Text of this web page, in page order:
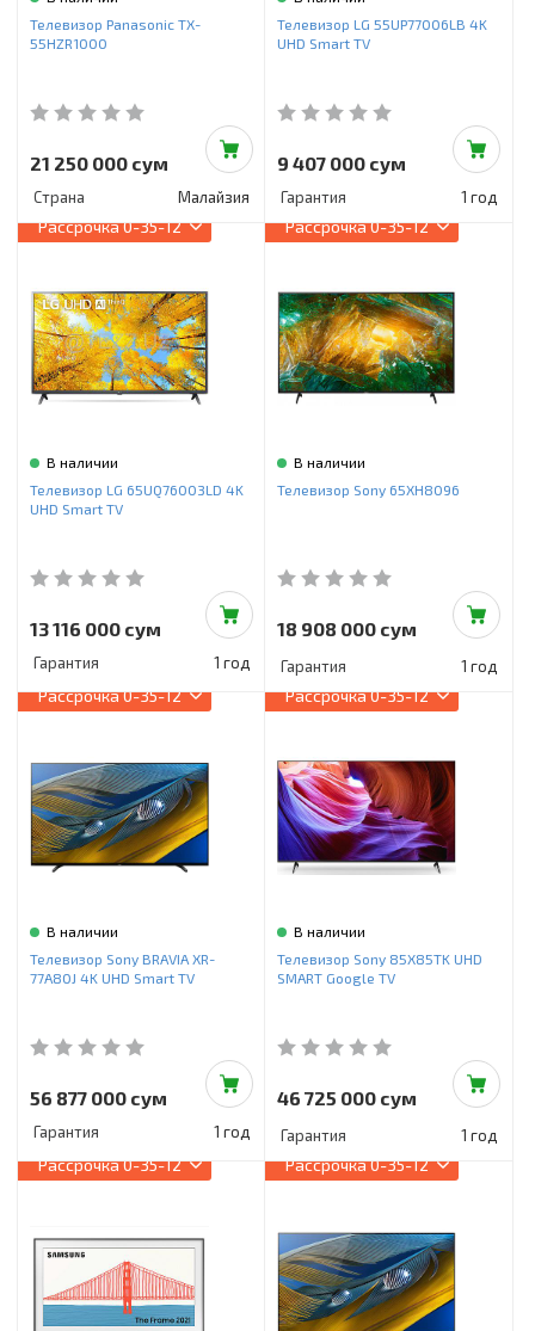
Инструменты и техника
Красота и здоровье
Пылесосы
Фильтры для воды
Телевизор Panasonic TX-
55HZR1000
21 250 000 сум
Страна Малайзия
Телевизор LG 55UP77006LB 4K
UHD Smart TV
9 407 000 сум
Гарантия 1 год
Рассрочка0-35-12
В наличии
Телевизор LG 65UQ76003LD 4K
UHD Smart TV
13 116 000 сум
Гарантия 1 год
Рассрочка0-35-12
В наличии
Телевизор Sony 65XH8096
18 908 000 сум
Гарантия 1 год
Рассрочка0-35-12
В наличии
Телевизор Sony BRAVIA XR-
77A80J 4K UHD Smart TV
56 877 000 сум
Гарантия 1 год
Рассрочка0-35-12
В наличии
Телевизор Sony 85X85TK UHD
SMART Google TV
46 725 000 сум
Гарантия 1 год
Рассрочка0-35-12 Рассрочка0-35-12